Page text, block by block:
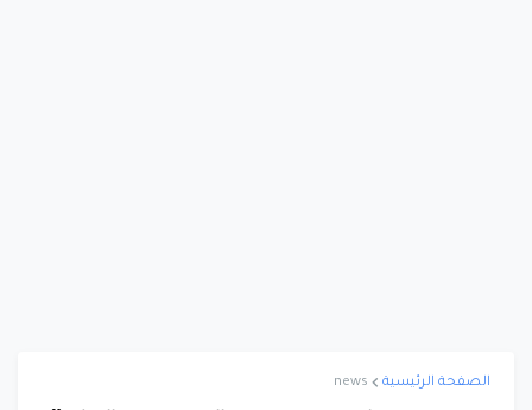
الصفحة الرئيسية news